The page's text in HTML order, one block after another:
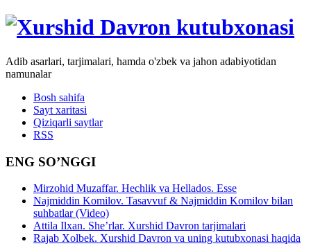
Adib asarlari, tarjimalari, hamda o'zbek va jahon adabiyotidan
namunalar
Bosh sahifa
Sayt xaritasi
Qiziqarli saytlar
RSS
ENG SO’NGGI
Mirzohid Muzaffar. Hechlik va Hellados. Esse
Najmiddin Komilov. Tasavvuf & Najmiddin Komilov bilan
suhbatlar (Video)
Attila Ilxan. She’rlar. Xurshid Davron tarjimalari
Rajab Xolbek. Xurshid Davron va uning kutubxonasi haqida